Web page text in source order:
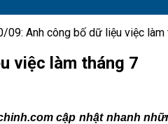
09: Anh công bố dữ liệu việc làm
việc làm tháng 7
cập nhật nhanh